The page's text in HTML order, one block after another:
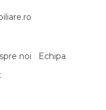
noi
Echipa